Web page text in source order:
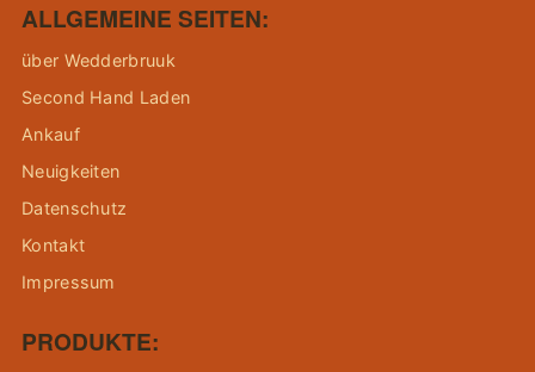
ALLGEMEINE SEITEN:
über Wedderbruuk
Second Hand Laden
Ankauf
Neuigkeiten
Datenschutz
Kontakt
Impressum
PRODUKTE: